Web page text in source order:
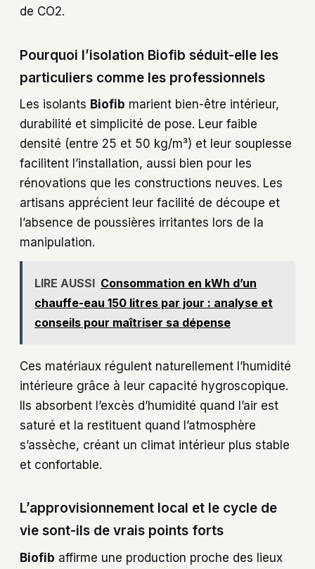
de CO2.
Pourquoi l’isolation Biofib séduit-elle les
particuliers comme les professionnels
Les isolants Biofib marient bien-être intérieur,
durabilité et simplicité de pose. Leur faible
densité (entre 25 et 50 kg/m³) et leur souplesse
facilitent l’installation, aussi bien pour les
rénovations que les constructions neuves. Les
artisans apprécient leur facilité de découpe et
l’absence de poussières irritantes lors de la
manipulation.
LIRE AUSSI Consommation en kWh d’un
chauffe-eau 150 litres par jour : analyse et
conseils pour maîtriser sa dépense
Ces matériaux régulent naturellement l’humidité
intérieure grâce à leur capacité hygroscopique.
Ils absorbent l’excès d’humidité quand l’air est
saturé et la restituent quand l’atmosphère
s’assèche, créant un climat intérieur plus stable
et confortable.
L’approvisionnement local et le cycle de
vie sont-ils de vrais points forts
Biofib affirme une production proche des lieux